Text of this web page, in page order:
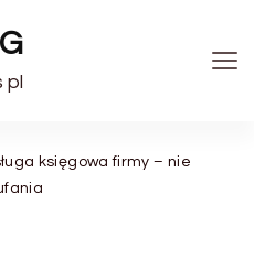
pl
księgowa firmy – nie